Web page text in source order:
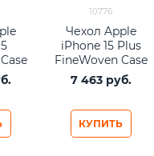
-
10776
Чехол Apple
iPhone 15 Plus
FineWoven Case
with MagSafe -
Evergreen
7 463 руб.
КУПИТЬ